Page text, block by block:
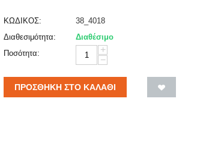
ΚΩΔΙΚΟΣ:
38_4018
Διαθεσιμότητα:
Διαθέσιμο
Ποσότητα:
+
−
ΠΡΟΣΘΉΚΗ ΣΤΟ ΚΑΛΆΘΙ